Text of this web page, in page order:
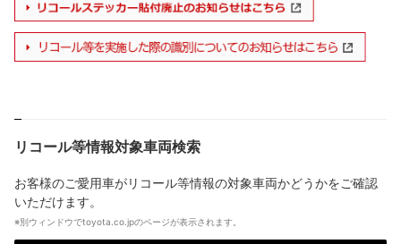
リコール等情報対象車両検索
お客様のご愛用車がリコール等情報の対象車両かどうかをご確認
いただけます。
※別ウィンドウでtoyota.co.jpのページが表示されます。